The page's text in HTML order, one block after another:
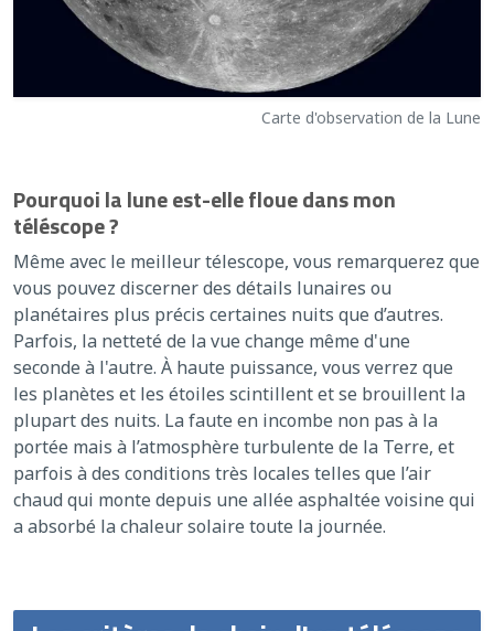
Carte d'observation de la Lune
Pourquoi la lune est-elle floue dans mon
téléscope ?
Même avec le meilleur télescope, vous remarquerez que
vous pouvez discerner des détails lunaires ou
planétaires plus précis certaines nuits que d’autres.
Parfois, la netteté de la vue change même d'une
seconde à l'autre. À haute puissance, vous verrez que
les planètes et les étoiles scintillent et se brouillent la
plupart des nuits. La faute en incombe non pas à la
portée mais à l’atmosphère turbulente de la Terre, et
parfois à des conditions très locales telles que l’air
chaud qui monte depuis une allée asphaltée voisine qui
a absorbé la chaleur solaire toute la journée.